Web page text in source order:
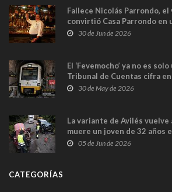
Fallece Nicolás Parrondo, el
convirtió Casa Parrondo en
en Madrid
30 de Jun de 2026
El ‘Fevemocho’ ya no es
Tribunal de Cuentas cifra
sobrecoste de los trenes
30 de May de 2026
La variante de Avilés
muere un joven de 32 años
frontal
05 de Jun de 2026
CATEGORÍAS